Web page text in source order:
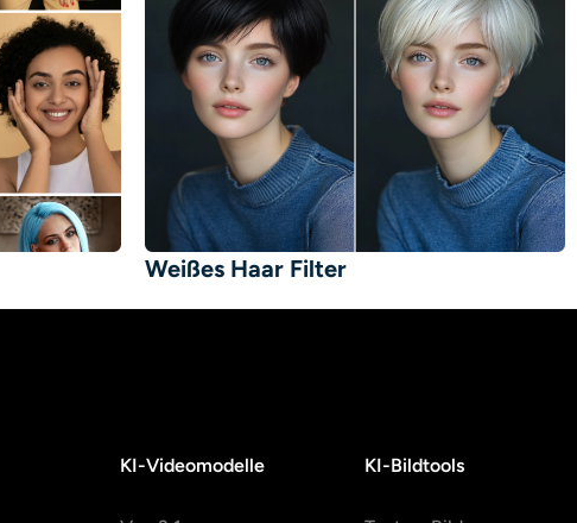
Weißes Haar Filter
KI-Videomodelle KI-Bildtools